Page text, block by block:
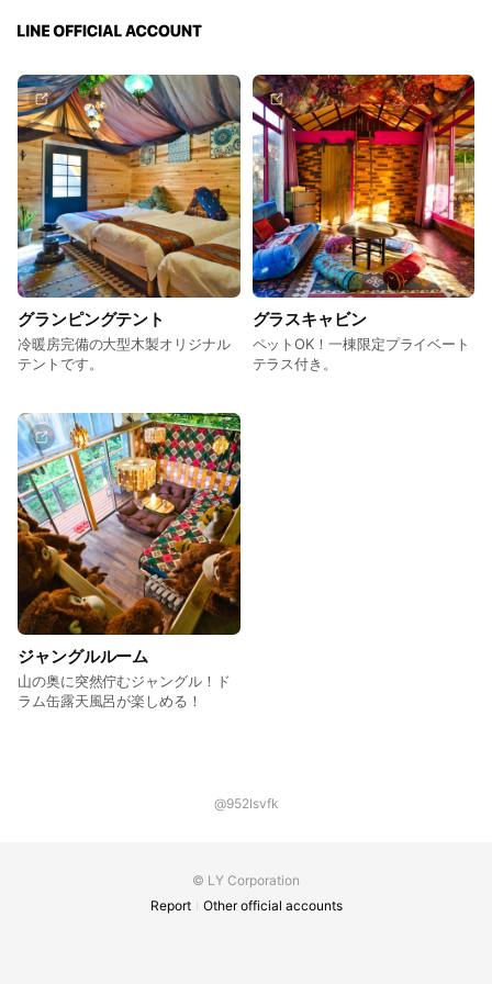
グランピングテント
冷暖房完備の大型木製オリジナル
テントです。
グラスキャビン
ペットOK！一棟限定プライベート
テラス付き。
ジャングルルーム
山の奥に突然佇むジャングル！ド
ラム缶露天風呂が楽しめる！
@952lsvfk
© LY Corporation
Report
Other official accounts